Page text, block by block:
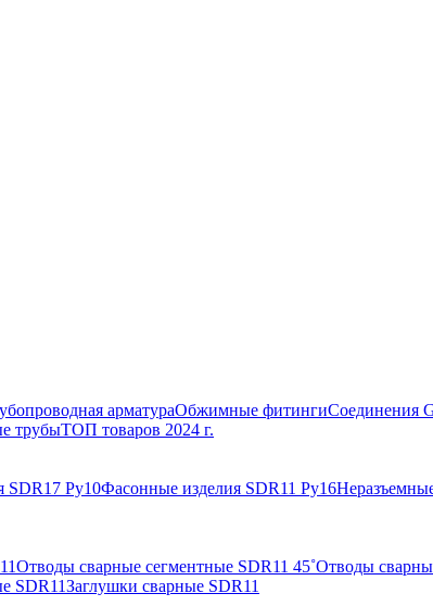
арматураОбжимные фитингиСоединения
трубыТОП товаров 2024 г.
SDR17 Ру10Фасонные изделия SDR11 Ру16
Отводы сварные сегментные SDR11 45˚Отводы
SDR11Заглушки сварные SDR11